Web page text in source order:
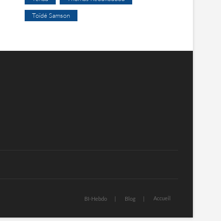
Toïdé Samson
BI-Hebdo Blog Accueil